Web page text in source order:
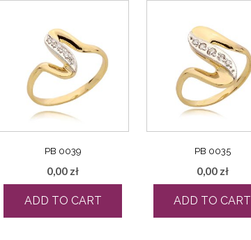
PB 0039
0,00 zł
ADD TO CART
PB 0035
0,00 zł
ADD TO CART